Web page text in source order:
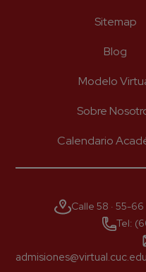
Apellido *
Sitemap
Blog
Modelo
Sobre
Calendario
Calle 58 · 55-
Tel: